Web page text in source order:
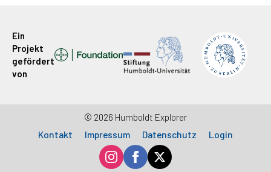
Ein
Projekt
gefördert
von
© 2026 Humboldt Explorer
Kontakt Impressum Datenschutz Login